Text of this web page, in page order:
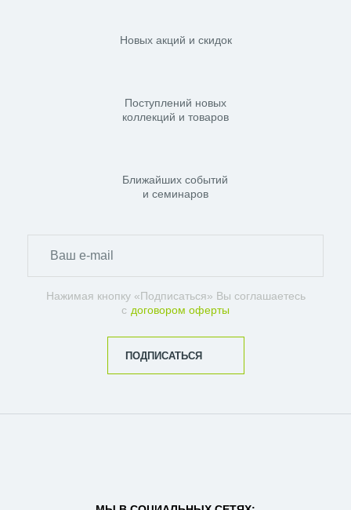
Новых акций и скидок
Поступлений новых
коллекций и товаров
Ближайших событий
и семинаров
Нажимая кнопку «Подписаться» Вы соглашаетесь
с договором оферты
ПОДПИСАТЬСЯ